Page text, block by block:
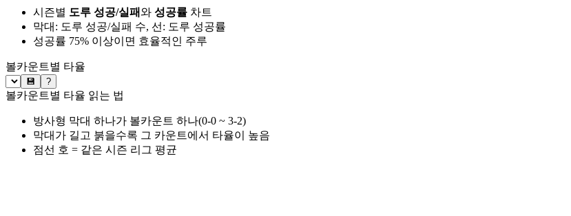
시즌별 도루 성공/실패와 성공률 차트
막대: 도루 성공/실패 수, 선: 도루 성공률
성공률 75% 이상이면 효율적인 주루
볼카운트별 타율
💾 ?
볼카운트별 타율 읽는 법
방사형 막대 하나가 볼카운트 하나(0-0 ~ 3-2)
막대가 길고 붉을수록 그 카운트에서 타율이 높음
점선 호 = 같은 시즌 리그 평균